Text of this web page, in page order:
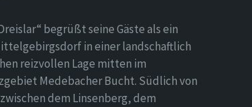
begrüßt seine Gäste als ein
in einer landschaftlich
reizvollen Lage mitten im
Medebacher Bucht. Südlich von
dem Linsenberg, dem